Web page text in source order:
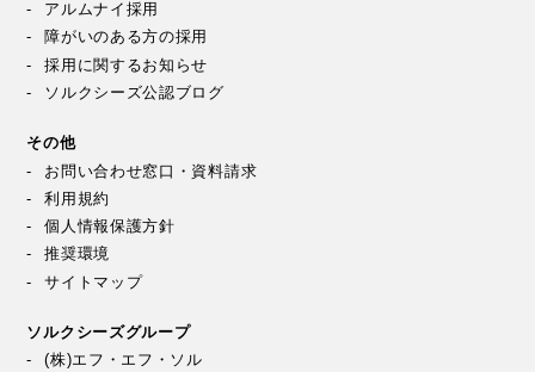
アルムナイ採用
障がいのある方の採用
採用に関するお知らせ
ソルクシーズ公認ブログ
その他
お問い合わせ窓口・資料請求
利用規約
個人情報保護方針
推奨環境
サイトマップ
ソルクシーズグループ
(株)エフ・エフ・ソル